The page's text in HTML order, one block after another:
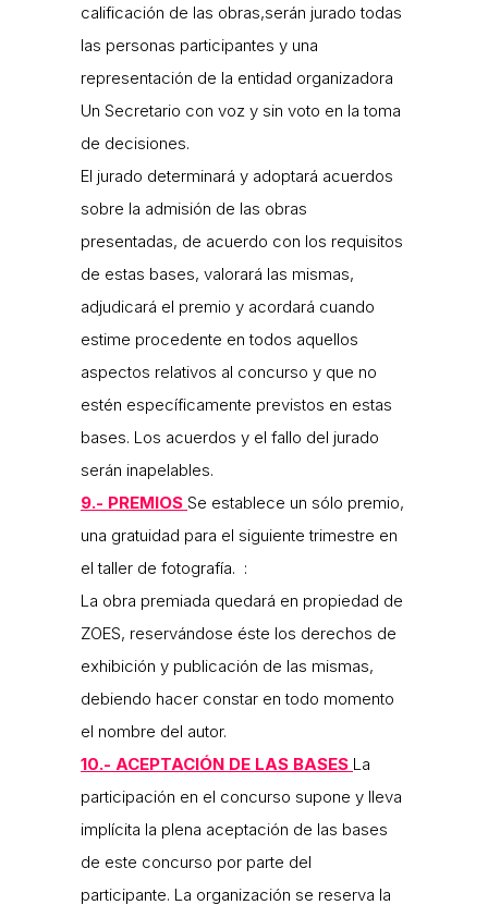
calificación de las obras,serán jurado todas
las personas participantes y una
representación de la entidad organizadora
Un Secretario con voz y sin voto en la toma
de decisiones.
El jurado determinará y adoptará acuerdos
sobre la admisión de las obras
presentadas, de acuerdo con los requisitos
de estas bases, valorará las mismas,
adjudicará el premio y acordará cuando
estime procedente en todos aquellos
aspectos relativos al concurso y que no
estén específicamente previstos en estas
bases. Los acuerdos y el fallo del jurado
serán inapelables.
9.- PREMIOS Se establece un sólo premio,
una gratuidad para el siguiente trimestre en
el taller de fotografía. :
La obra premiada quedará en propiedad de
ZOES, reservándose éste los derechos de
exhibición y publicación de las mismas,
debiendo hacer constar en todo momento
el nombre del autor.
10.- ACEPTACIÓN DE LAS BASES La
participación en el concurso supone y lleva
implícita la plena aceptación de las bases
de este concurso por parte del
participante. La organización se reserva la